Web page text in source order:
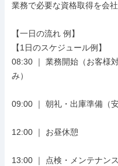
業務で必要な資格取得を会
【一日の流れ 例】
【1日のスケジュール例】
08:30 ｜ 業務開始（お客様
み）
09:00 ｜ 朝礼・出庫準備（
12:00 ｜ お昼休憩
13:00 ｜ 点検・メンテナン